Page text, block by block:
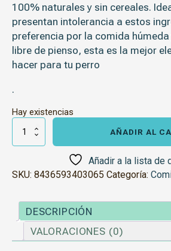
100% naturales y sin cereales.
presentan intolerancia a estos
preferencia por la comida
libre de pienso, esta es la mejor
hacer para tu perro
.
Hay existencias
Balance
Ternera
AÑADIR AL
Añadir a la lista de
SKU: 8436593403065 Categoría:
DESCRIPCIÓN
VALORACIONES (0)